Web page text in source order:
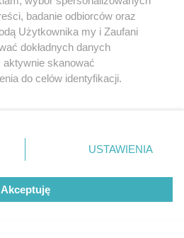
a za granicą?
w Europie
badanie odbiorców oraz
Użytkownika my i Zaufani
dokładnych danych
skanować
do celów identyfikacji.
przycisk ustawień prywatności
rogu strony
nie wymagają zgody
sprzeciwić się takiemu
będą miały zastosowanie tylko
USTAWIENIA
Akceptuję